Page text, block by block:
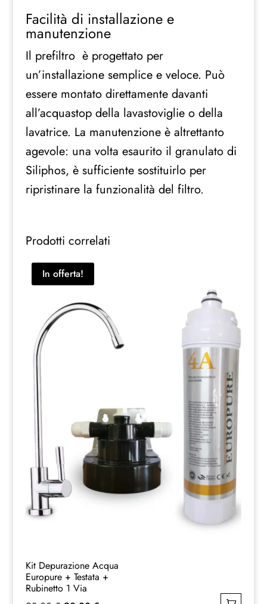
Facilità di installazione e
manutenzione
Il prefiltro è progettato per
un’installazione semplice e veloce. Può
essere montato direttamente davanti
all’acquastop della lavastoviglie o della
lavatrice. La manutenzione è altrettanto
agevole: una volta esaurito il granulato di
Siliphos, è sufficiente sostituirlo per
ripristinare la funzionalità del filtro.
Prodotti correlati
In offerta!
Kit Depurazione Acqua
Europure + Testata +
Rubinetto 1 Via